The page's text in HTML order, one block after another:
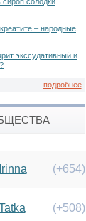
– народные
экссудативный и
подробнее
Irinna (+654)
(+508)